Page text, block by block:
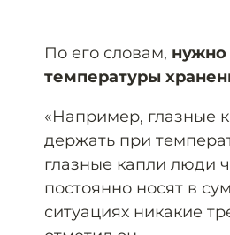
По его словам,
температуры
«Например, глазные
держать при
глазные капли люди
постоянно носят в
ситуациях никакие